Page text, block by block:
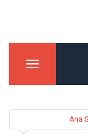
Menu
Ana